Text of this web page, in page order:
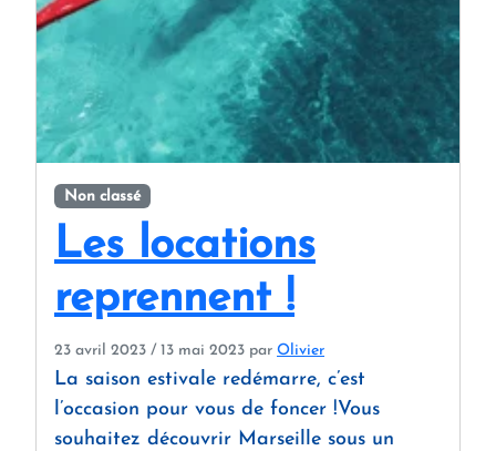
Non classé
Les locations
reprennent !
23 avril 2023 / 13 mai 2023 par Olivier
La saison estivale redémarre, c’est
l’occasion pour vous de foncer !Vous
souhaitez découvrir Marseille sous un